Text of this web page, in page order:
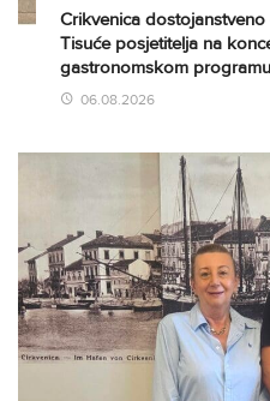
Crikvenica
Tisuće posjetitelja na
gastronomskom programu
06.08.2026